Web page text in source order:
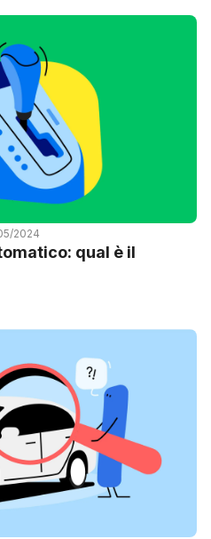
2024
qual è il